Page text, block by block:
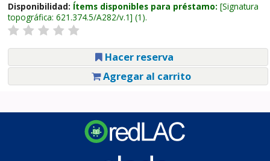
Disponibilidad: Ítems disponibles para préstamo: Signatura
topográfica: 621.374.5/A282/v.1 (1).
Hacer reserva
Agregar al carrito